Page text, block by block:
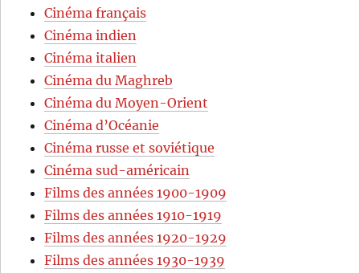
Cinéma français
Cinéma indien
Cinéma italien
Cinéma du Maghreb
Cinéma du Moyen-Orient
Cinéma d’Océanie
Cinéma russe et soviétique
Cinéma sud-américain
Films des années 1900-1909
Films des années 1910-1919
Films des années 1920-1929
Films des années 1930-1939